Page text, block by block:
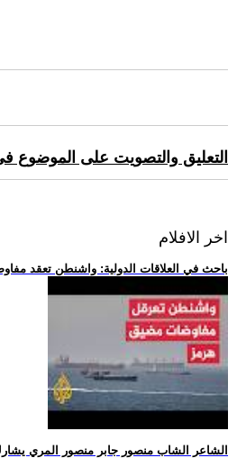
التعليق والتصويت على الموضوع
اخر الافلام
.. باحث في العلاقات الدولية: واشنطن تعقد
.. الشاعر الشاب منصور جابر منصور المري